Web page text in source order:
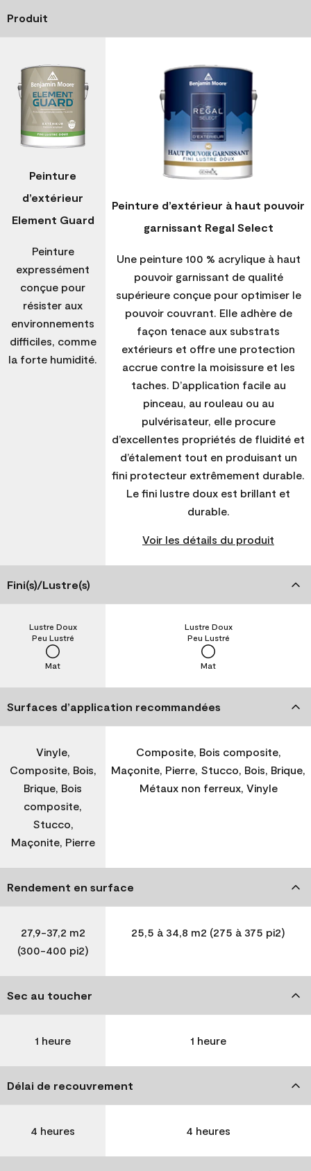
Produit
Peinture
d’extérieur
Element Guard
Peinture
expressément
conçue pour
résister aux
environnements
difficiles, comme
la forte humidité.
Peinture d’extérieur à haut pouvoir
garnissant Regal Select
Une peinture 100 % acrylique à haut
pouvoir garnissant de qualité
supérieure conçue pour optimiser le
pouvoir couvrant. Elle adhère de
façon tenace aux substrats
extérieurs et offre une protection
accrue contre la moisissure et les
taches. D’application facile au
pinceau, au rouleau ou au
pulvérisateur, elle procure
d’excellentes propriétés de fluidité et
d’étalement tout en produisant un
fini protecteur extrêmement durable.
Le fini lustre doux est brillant et
durable.
Voir les détails du produit
Fini(s)/Lustre(s)
Mat
Peu Lustré
Lustre Doux
Mat
Peu Lustré
Lustre Doux
Surfaces d’application recommandées
Vinyle,
Composite, Bois,
Brique, Bois
composite,
Stucco,
Maçonite, Pierre
Composite, Bois composite,
Maçonite, Pierre, Stucco, Bois, Brique,
Métaux non ferreux, Vinyle
Rendement en surface
27,9-37,2 m2
(300-400 pi2)
25,5 à 34,8 m2 (275 à 375 pi2)
Sec au toucher
1 heure 1 heure
Délai de recouvrement
4 heures 4 heures